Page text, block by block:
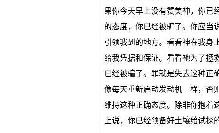
果你今天早上没有赞美神，你已
的态度，你已经被骗了。你应当
引领我到的地方。看看神在我身
给我凭据和保证。看看祂为了拯
已经被骗了。罪就是失去这种正
像每天重新启动发动机一样，否
维持这种正确态度。除非你抱着
上说，你已经预备好土壤给试